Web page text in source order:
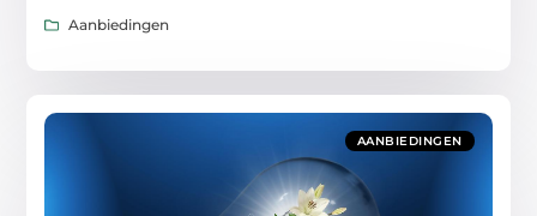
Aanbiedingen
AANBIEDINGEN